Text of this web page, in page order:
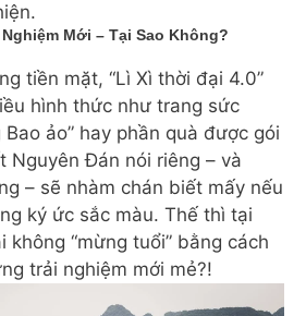
Mới – Tại Sao Không?
tiền mặt, “Lì Xì thời đại 4.0”
hình thức như trang sức
Bao ảo” hay phần quà được gói
Nguyên Đán nói riêng – và
– sẽ nhàm chán biết mấy nếu
ký ức sắc màu. Thế thì tại
không “mừng tuổi” bằng cách
trải nghiệm mới mẻ?!